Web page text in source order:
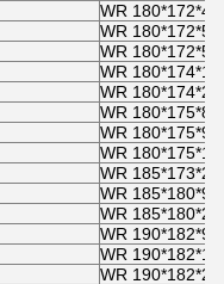
WR 180*172*45
WR 180*172*50
WR 180*172*55
WR 180*174*15
WR 180*174*20
WR 180*175*8
WR 180*175*9,6
WR 180*175*15
WR
WR 185*180*9,6
WR 185*180*25
WR 190*182*9
WR
WR 190*182*22